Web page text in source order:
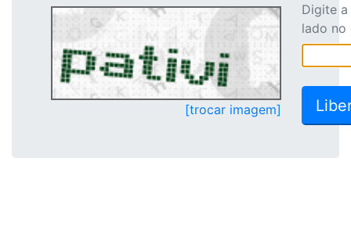
[trocar imagem]
Digite
lado no